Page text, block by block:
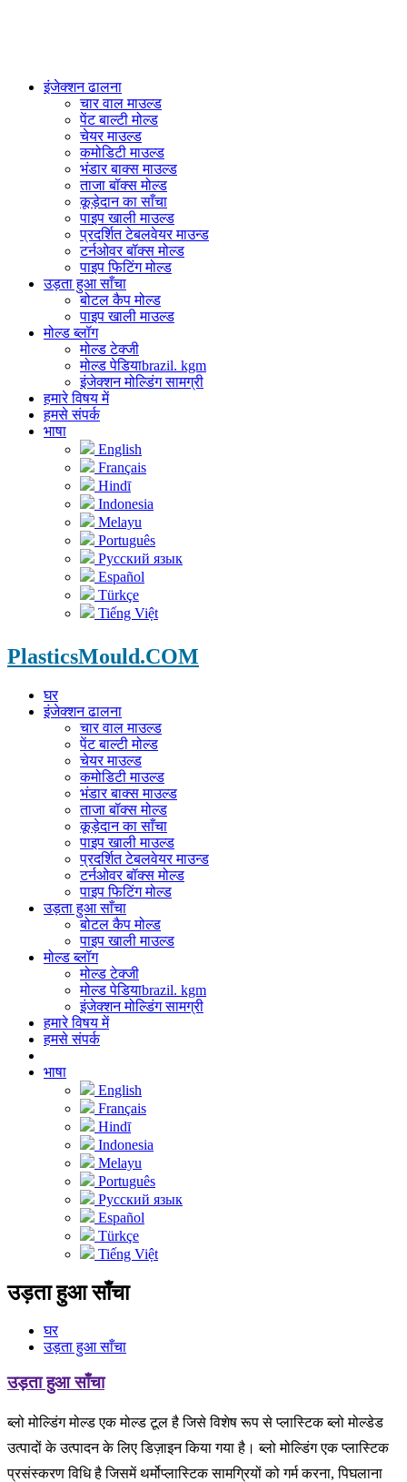
इंजेक्शन ढालना
चार वाल माउल्ड
पेंट बाल्टी मोल्ड
चेयर माउल्ड
कमोडिटी माउल्ड
भंडार बाक्स माउल्ड
ताजा बॉक्स मोल्ड
कूड़ेदान का साँचा
पाइप खाली माउल्ड
प्रदर्शित टेबलवेयर माउन्ड
टर्नओवर बॉक्स मोल्ड
पाइप फिटिंग मोल्ड
उड़ता हुआ साँचा
बोटल कैप मोल्ड
पाइप खाली माउल्ड
मोल्ड ब्लॉग
मोल्ड टेक्जी
मोल्ड पेडियाbrazil. kgm
इंजेक्शन मोल्डिंग सामग्री
हमारे विषय में
हमसे संपर्क
भाषा
English
Français
Hindī
Indonesia
Melayu
Português
Русский язык
Español
Türkçe
Tiếng Việt
PlasticsMould.COM
घर
इंजेक्शन ढालना
चार वाल माउल्ड
पेंट बाल्टी मोल्ड
चेयर माउल्ड
कमोडिटी माउल्ड
भंडार बाक्स माउल्ड
ताजा बॉक्स मोल्ड
कूड़ेदान का साँचा
पाइप खाली माउल्ड
प्रदर्शित टेबलवेयर माउन्ड
टर्नओवर बॉक्स मोल्ड
पाइप फिटिंग मोल्ड
उड़ता हुआ साँचा
बोटल कैप मोल्ड
पाइप खाली माउल्ड
मोल्ड ब्लॉग
मोल्ड टेक्जी
मोल्ड पेडियाbrazil. kgm
इंजेक्शन मोल्डिंग सामग्री
हमारे विषय में
हमसे संपर्क
भाषा
English
Français
Hindī
Indonesia
Melayu
Português
Русский язык
Español
Türkçe
Tiếng Việt
उड़ता हुआ साँचा
घर
उड़ता हुआ साँचा
उड़ता हुआ साँचा
ब्लो मोल्डिंग मोल्ड एक मोल्ड टूल है जिसे विशेष रूप से प्लास्टिक ब्लो मोल्डेड
उत्पादों के उत्पादन के लिए डिज़ाइन किया गया है। ब्लो मोल्डिंग एक प्लास्टिक
प्रसंस्करण विधि है जिसमें थर्मोप्लास्टिक सामग्रियों को गर्म करना, पिघलाना